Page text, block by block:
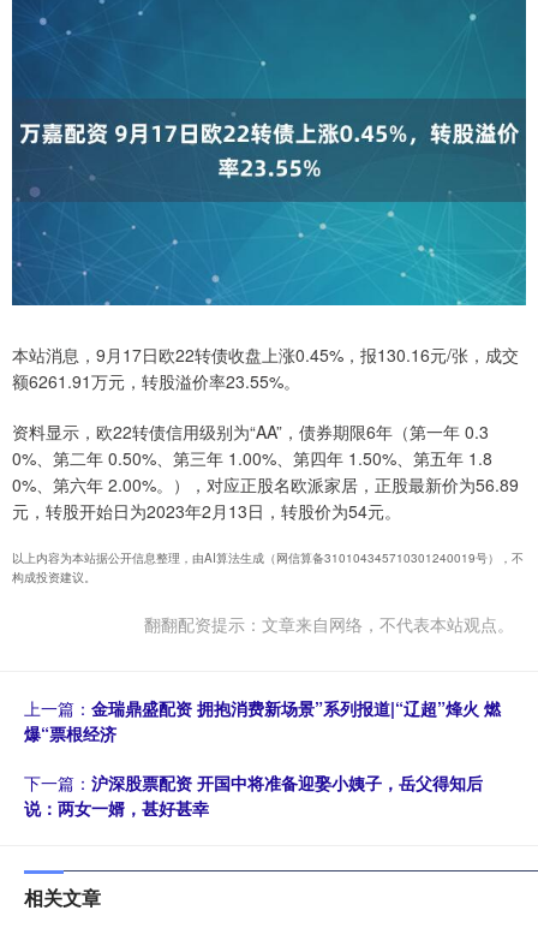
本站消息，9月17日欧22转债收盘上涨0.45%，报130.16元/张，成交
额6261.91万元，转股溢价率23.55%。
资料显示，欧22转债信用级别为“AA”，债券期限6年（第一年 0.3
0%、第二年 0.50%、第三年 1.00%、第四年 1.50%、第五年 1.8
0%、第六年 2.00%。），对应正股名欧派家居，正股最新价为56.89
元，转股开始日为2023年2月13日，转股价为54元。
以上内容为本站据公开信息整理，由AI算法生成（网信算备310104345710301240019号），不
构成投资建议。
翻翻配资提示：文章来自网络，不代表本站观点。
上一篇： 金瑞鼎盛配资 拥抱消费新场景”系列报道|“辽超”烽火 燃
爆“票根经济
下一篇： 沪深股票配资 开国中将准备迎娶小姨子，岳父得知后
说：两女一婿，甚好甚幸
相关文章